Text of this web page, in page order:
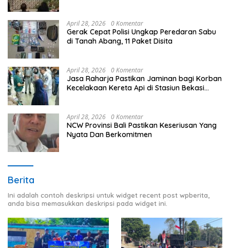
April 28, 2026 0 Komentar
Gerak Cepat Polisi Ungkap Peredaran Sabu
di Tanah Abang, 11 Paket Disita
April 28, 2026 0 Komentar
Jasa Raharja Pastikan Jaminan bagi Korban
Kecelakaan Kereta Api di Stasiun Bekasi
April 28, 2026 0 Komentar
NCW Provinsi Bali Pastikan Keseriusan Yang
Nyata Dan Berkomitmen
Berita
Ini adalah contoh deskripsi untuk widget recent post wpberita,
anda bisa memasukkan deskripsi pada widget ini.